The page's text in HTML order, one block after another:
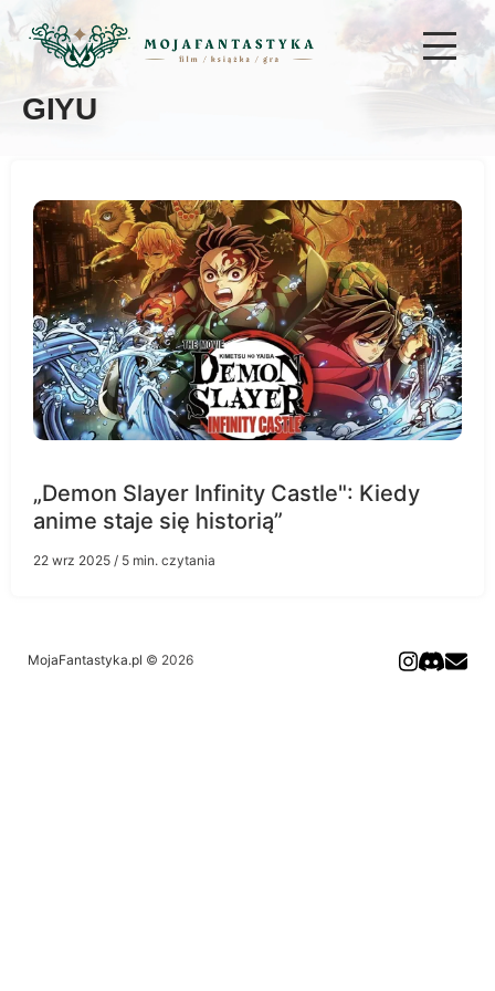
GIYU
„Demon Slayer Infinity Castle": Kiedy
anime staje się historią”
22 wrz 2025 / 5 min. czytania
MojaFantastyka.pl © 2026